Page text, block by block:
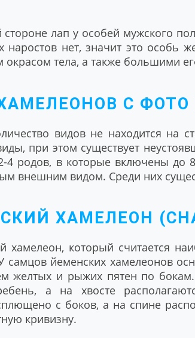
стороне лап у особей мужского
наростов нет, значит это особь
окрасом тела, а также большими
С
видов не находится на
при этом существует
4 родов, в которые включены до
внешним видом. Среди них
ХАМЕЛЕОН
хамелеон, который считается
самцов йеменских хамелеонов
желтых и рыжих пятен по
а на хвосте
с боков, а на спине
кривизну.